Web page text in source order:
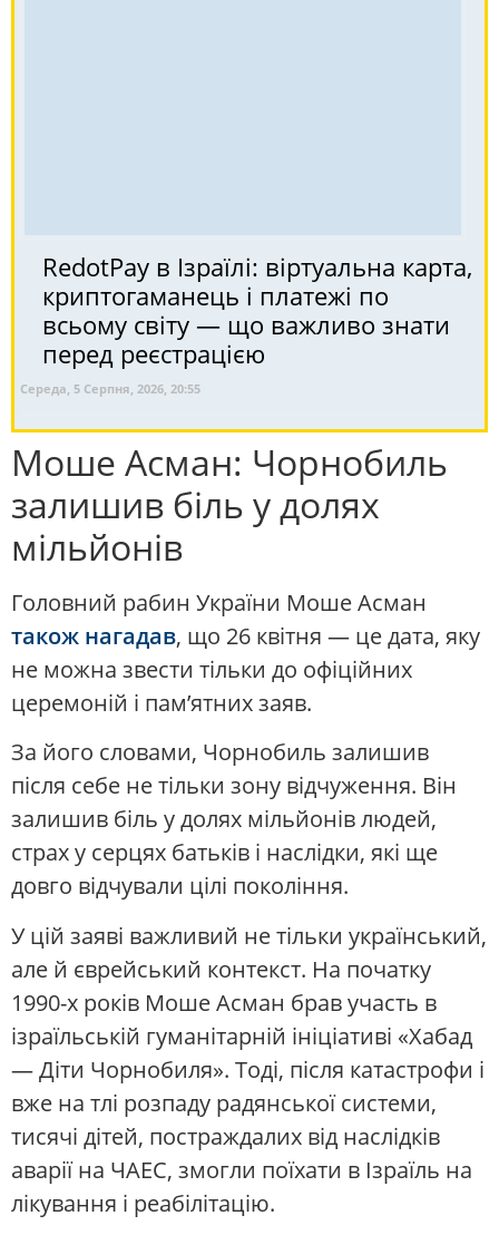
RedotPay в Ізраїлі: віртуальна карта,
криптогаманець і платежі по
всьому світу — що важливо знати
перед реєстрацією
Середа, 5 Серпня, 2026, 20:55
Моше Асман: Чорнобиль
залишив біль у долях
мільйонів
Головний рабин України Моше Асман
також нагадав, що 26 квітня — це дата, яку
не можна звести тільки до офіційних
церемоній і пам’ятних заяв.
За його словами, Чорнобиль залишив
після себе не тільки зону відчуження. Він
залишив біль у долях мільйонів людей,
страх у серцях батьків і наслідки, які ще
довго відчували цілі покоління.
У цій заяві важливий не тільки український,
але й єврейський контекст. На початку
1990-х років Моше Асман брав участь в
ізраїльській гуманітарній ініціативі «Хабад
— Діти Чорнобиля». Тоді, після катастрофи і
вже на тлі розпаду радянської системи,
тисячі дітей, постраждалих від наслідків
аварії на ЧАЕС, змогли поїхати в Ізраїль на
лікування і реабілітацію.